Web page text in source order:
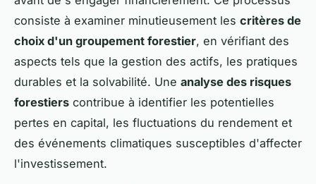
consiste à examiner minutieusement les critères de
choix d'un groupement forestier, en vérifiant des
aspects tels que la gestion des actifs, les pratiques
durables et la solvabilité. Une analyse des risques
forestiers contribue à identifier les potentielles
pertes en capital, les fluctuations du rendement et
des événements climatiques susceptibles d'affecter
l'investissement.